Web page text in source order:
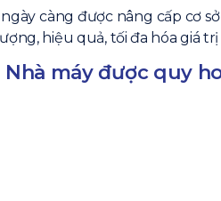
càng được nâng cấp cơ
hiệu quả, tối đa hóa giá
Nhà máy được quy